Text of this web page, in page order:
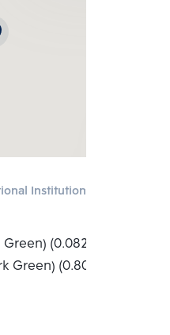
Institution
(0.082 Km.)
Green) (0.809 Km.)